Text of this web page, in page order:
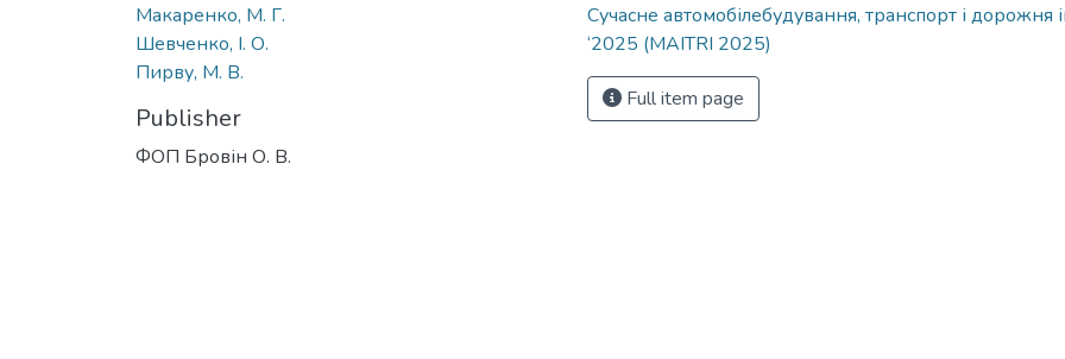
Макаренко, М. Г.
Шевченко, І. О.
Пирву, М. В.
Publisher
ФОП Бровін О. В.
Сучасне автомобілебудування, транспорт і дорожня
‘2025 (MAITRI 2025)
Full item page